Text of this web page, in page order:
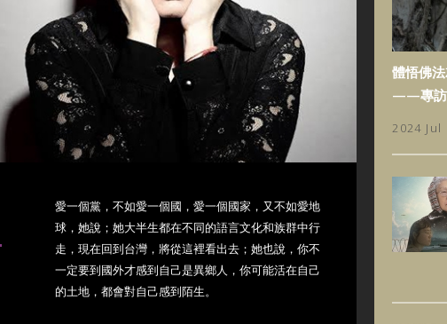
愛一個黨，不如愛一個國，愛一個國家，又不如愛地
球，她說；她大半生都在不同的語言文化和族群中行
走，現在回到台灣，將從這裡看出去；她也說，你不
一定要到國外才感到自己是異鄉人，你可能活在自己
的土地，都會對自己感到陌生。
體悟佛
——專訪
2024 Jul